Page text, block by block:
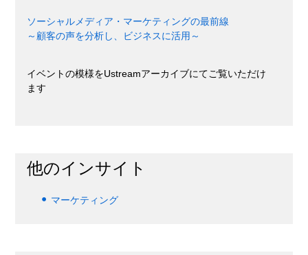
ソーシャルメディア・マーケティングの最前線
～顧客の声を分析し、ビジネスに活用～
イベントの模様をUstreamアーカイブにてご覧いただけ
ます
他のインサイト
マーケティング